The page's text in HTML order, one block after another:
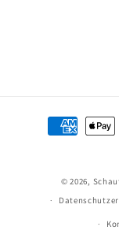
© 2026,